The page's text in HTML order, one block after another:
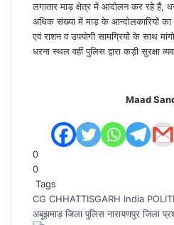
लगातार माड़ क्षेत्र में आंदोलन कर रहे हैं,
अधिक संख्या में माड़ के आन्दोलकारियों का
एवं राशन व उपयोगी सामग्रियों के साथ
धरना स्थल वहीं पुलिस द्वारा कड़ी सुरक्षा
Maad
0
0
Tags
CG CHHATTISGARH India
अबूझमाड़ जिला पुलिस नारायणपुर जिला